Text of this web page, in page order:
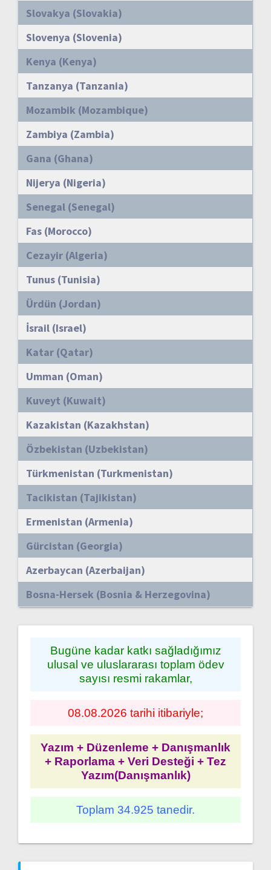
Slovakya (Slovakia)
Slovenya (Slovenia)
Kenya (Kenya)
Tanzanya (Tanzania)
Mozambik (Mozambique)
Zambiya (Zambia)
Gana (Ghana)
Nijerya (Nigeria)
Senegal (Senegal)
Fas (Morocco)
Cezayir (Algeria)
Tunus (Tunisia)
Ürdün (Jordan)
İsrail (Israel)
Katar (Qatar)
Umman (Oman)
Kuveyt (Kuwait)
Kazakistan (Kazakhstan)
Özbekistan (Uzbekistan)
Türkmenistan (Turkmenistan)
Tacikistan (Tajikistan)
Ermenistan (Armenia)
Gürcistan (Georgia)
Azerbaycan (Azerbaijan)
Bosna-Hersek (Bosnia & Herzegovina)
Bugüne kadar katkı sağladığımız
ulusal ve uluslararası toplam ödev
sayısı resmi rakamlar,
08.08.2026 tarihi itibariyle;
Yazım + Düzenleme + Danışmanlık
+ Raporlama + Veri Desteği + Tez
Yazım(Danışmanlık)
Toplam 34.925 tanedir.